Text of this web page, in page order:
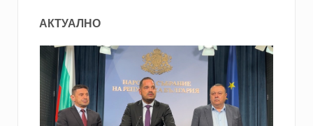
АКТУАЛНО